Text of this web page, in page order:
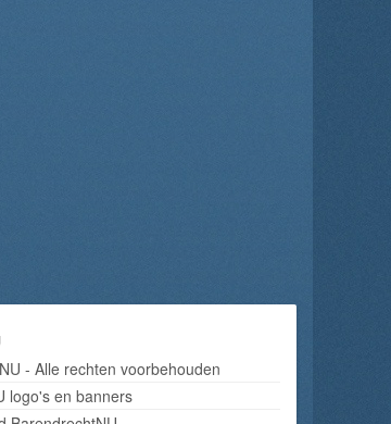
- Alle rechten voorbehouden
logo's en banners